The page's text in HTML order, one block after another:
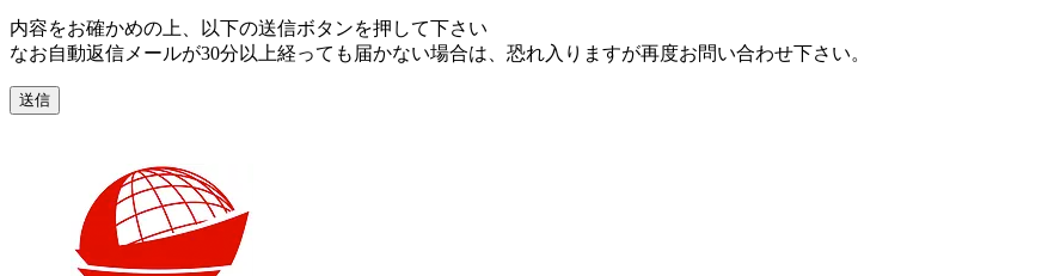
内容をお確かめの上、以下の送信ボタンを押して下さい
なお自動返信メールが30分以上経っても届かない場合は、恐れ入りますが再度お問い合わせ下さい。